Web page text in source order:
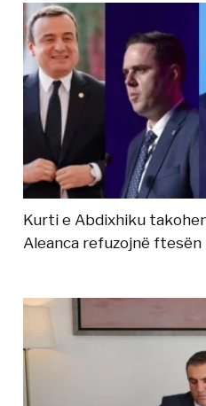
Kurti e Abdixhiku
Aleanca refuzojnë ftesën